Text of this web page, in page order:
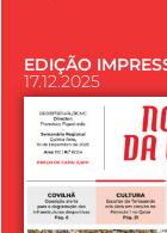
EDIÇÃO
17.12.2025